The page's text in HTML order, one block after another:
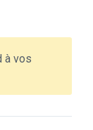
à vos